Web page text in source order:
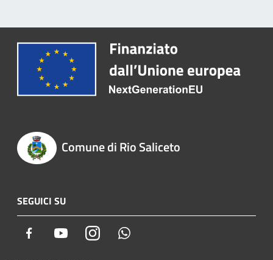
Comune di Rio Saliceto
SEGUICI SU
Facebook YoutubeInstagram